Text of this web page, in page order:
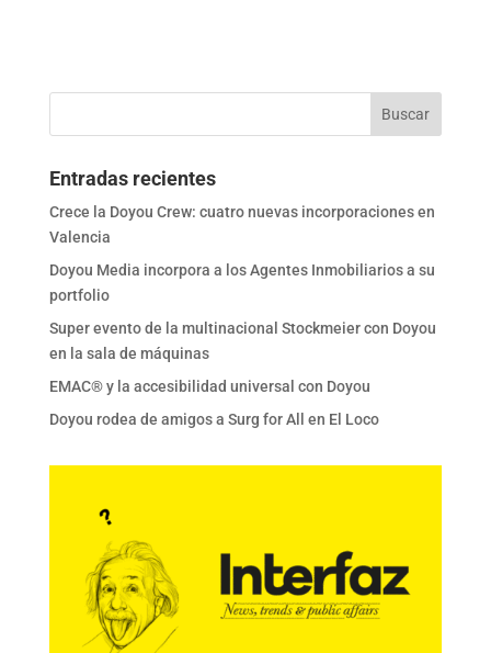
Entradas recientes
Crece la Doyou Crew: cuatro nuevas incorporaciones en
Valencia
Doyou Media incorpora a los Agentes Inmobiliarios a su
portfolio
Super evento de la multinacional Stockmeier con Doyou
en la sala de máquinas
EMAC® y la accesibilidad universal con Doyou
Doyou rodea de amigos a Surg for All en El Loco